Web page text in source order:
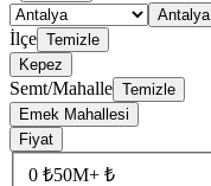
Antalya
İlçe Temizle
Kepez
Semt/Mahalle Temizle
Emek Mahallesi
Fiyat
0 ₺50M+ ₺